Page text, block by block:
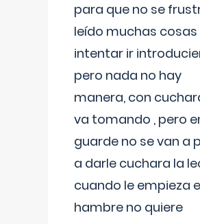
para que no se
leído muchas
intentar ir
pero nada no hay
manera, con
va tomando , pero
guarde no se van a
a darle cuchara la
cuando le empieza
hambre no quiere